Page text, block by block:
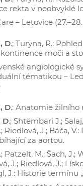
rekta v neobvyklé
– Letovice (27.–28.
D.; Turyna, R.:
moči a
angiologické
tématikou –
D.: Anatomie žilního
D.; Shtëmbari J.;
Riedlová, J.; Báča,
za aortou.
Patzelt, M.; Šach, J.;
J.; Riedlová, J.;
J.: Historie termínu